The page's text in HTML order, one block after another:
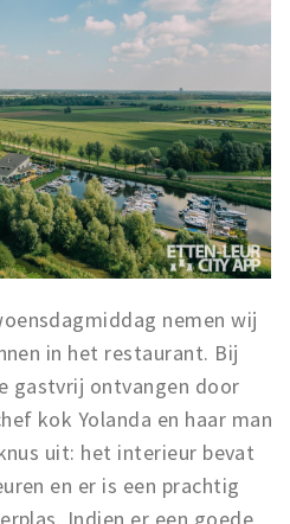
nemen wij
in het restaurant. Bij
gastvrij ontvangen door
kok Yolanda en haar man
uit: het interieur bevat
en er is een prachtig